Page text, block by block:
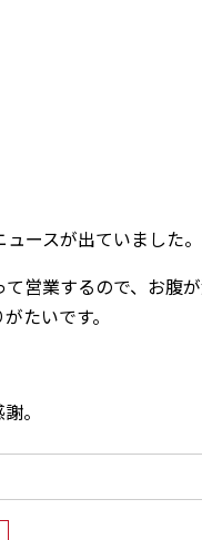
ースが出ていました。
営業するので、お腹
たいです。
。